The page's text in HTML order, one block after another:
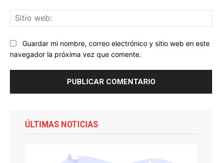
Guardar mi nombre, correo electrónico y sitio web en este
navegador la próxima vez que comente.
ÚLTIMAS NOTICIAS